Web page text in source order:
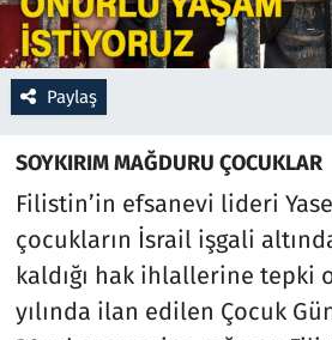
Paylaş
SOYKIRIM MAĞDURU ÇOCUKLAR
Filistin’in efsanevi lideri
çocukların İsrail işgali
kaldığı hak ihlallerine tepki
yılında ilan edilen Çocuk
Savunma Sanayi
Seçim 2023
Teknoloji ve Bilim
Televizyon